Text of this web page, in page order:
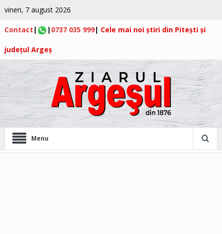
vineri, 7 august 2026
Contact | | 0737 035 999| Cele mai noi știri din Pitești și
județul Argeș
Menu